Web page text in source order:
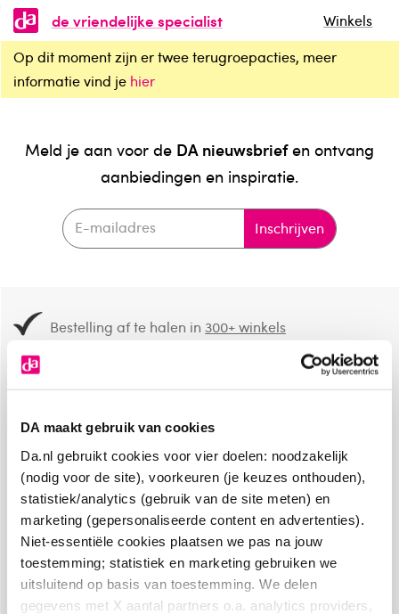
DA maakt gebruik van cookies
Da.nl gebruikt cookies voor vier doelen: noodzakelijk
(nodig voor de site), voorkeuren (je keuzes onthouden),
statistiek/analytics (gebruik van de site meten) en
marketing (gepersonaliseerde content en advertenties).
Niet-essentiële cookies plaatsen we pas na jouw
toestemming; statistiek en marketing gebruiken we
uitsluitend op basis van toestemming. We delen
gegevens met X aantal partners o.a. analytics providers,
de vriendelijke specialist
Winkels
Op dit moment zijn er twee terugroepacties, meer
informatie vind je hier
Meld je aan voor de DA nieuwsbriefen ontvang
aanbiedingen en inspiratie.
Inschrijven
Bestelling af te halen in300+ winkels
8.6 uit4.106 reviews
Over DA
Klantenservice
Assortiment
VolgDAop: